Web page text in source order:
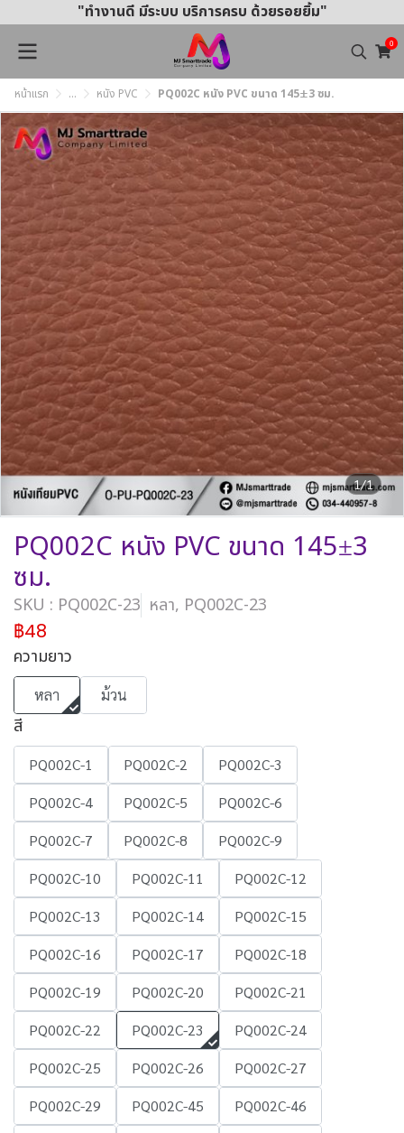
"ทำงานดี มีระบบ บริการครบ ด้วยรอยยิ้ม"
0
หน้าแรก ... หนัง PVC PQ002C หนัง PVC ขนาด 145±3 ซม.
1/1
PQ002C หนัง PVC ขนาด 145±3
ซม.
SKU : PQ002C-23 หลา, PQ002C-23
฿48
ความยาว
หลา ม้วน
สี
PQ002C-1 PQ002C-2
PQ002C-3
PQ002C-4
PQ002C-5
PQ002C-6
PQ002C-7
PQ002C-8
PQ002C-9
PQ002C-10
PQ002C-11
PQ002C-12
PQ002C-13
PQ002C-14
PQ002C-15
PQ002C-16
PQ002C-17
PQ002C-18
PQ002C-19
PQ002C-20
PQ002C-21
PQ002C-22
PQ002C-23
PQ002C-24
PQ002C-25
PQ002C-26
PQ002C-27
PQ002C-29
PQ002C-45
PQ002C-46